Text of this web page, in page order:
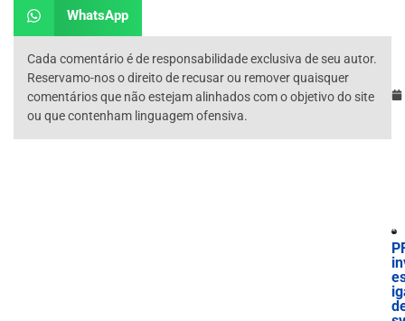
WhatsApp
Cada comentário é de responsabilidade exclusiva de seu autor.
Reservamo-nos o direito de recusar ou remover quaisquer
comentários que não estejam alinhados com o objetivo do site
ou que contenham linguagem ofensiva.